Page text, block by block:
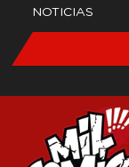
NOTICIAS